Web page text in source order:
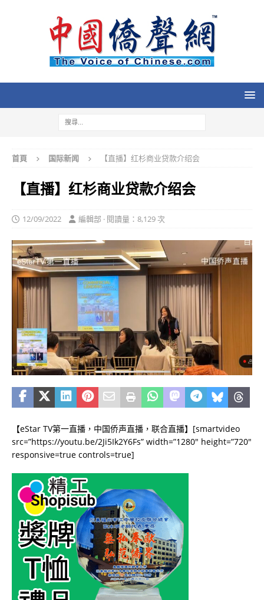
首頁 国际新闻 【直播】红杉商业贷款介绍会
【直播】红杉商业贷款介绍会
12/09/2022 編輯部 · 閱讀量：8,129 次
【eStar TV第一直播，中国侨声直播，联合直播】[smartvideo
src=”https://youtu.be/2Ji5Ik2Y6Fs” width=”1280″ height=”720″
responsive=true controls=true]